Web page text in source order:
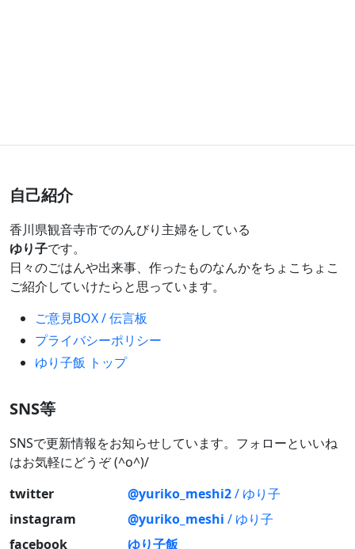
自己紹介
香川県観音寺市でのんびり主婦をしている
ゆり子です。
日々のごはんや出来事、作ったものなんかをちょこちょこ
ご紹介していけたらと思っています。
ご意見BOX / 伝言板
プライバシーポリシー
ゆり子飯 トップ
SNS等
SNSで更新情報をお知らせしています。フォローといいね
はお気軽にどうぞ (^o^)/
twitter
@yuriko_meshi2/ ゆり子
instagram
@yuriko_meshi / ゆり子
facebook
ゆり子飯